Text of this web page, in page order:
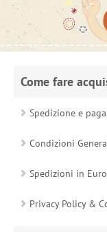
Come fare
Spedizione e
Condizioni
Spedizioni in
Privacy Policy &